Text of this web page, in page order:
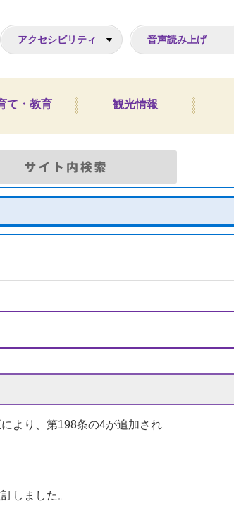
アクセシビリティ 音声読み上げ
て・教育 観光情報
検索
より、第198条の4が追加され
しました。